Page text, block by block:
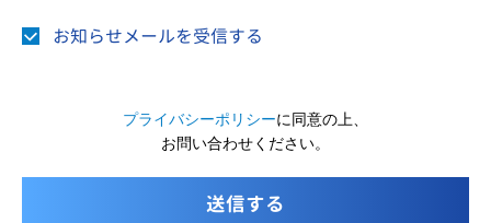
お知らせメールを受信する
プライバシーポリシーに同意の上、
お問い合わせください。